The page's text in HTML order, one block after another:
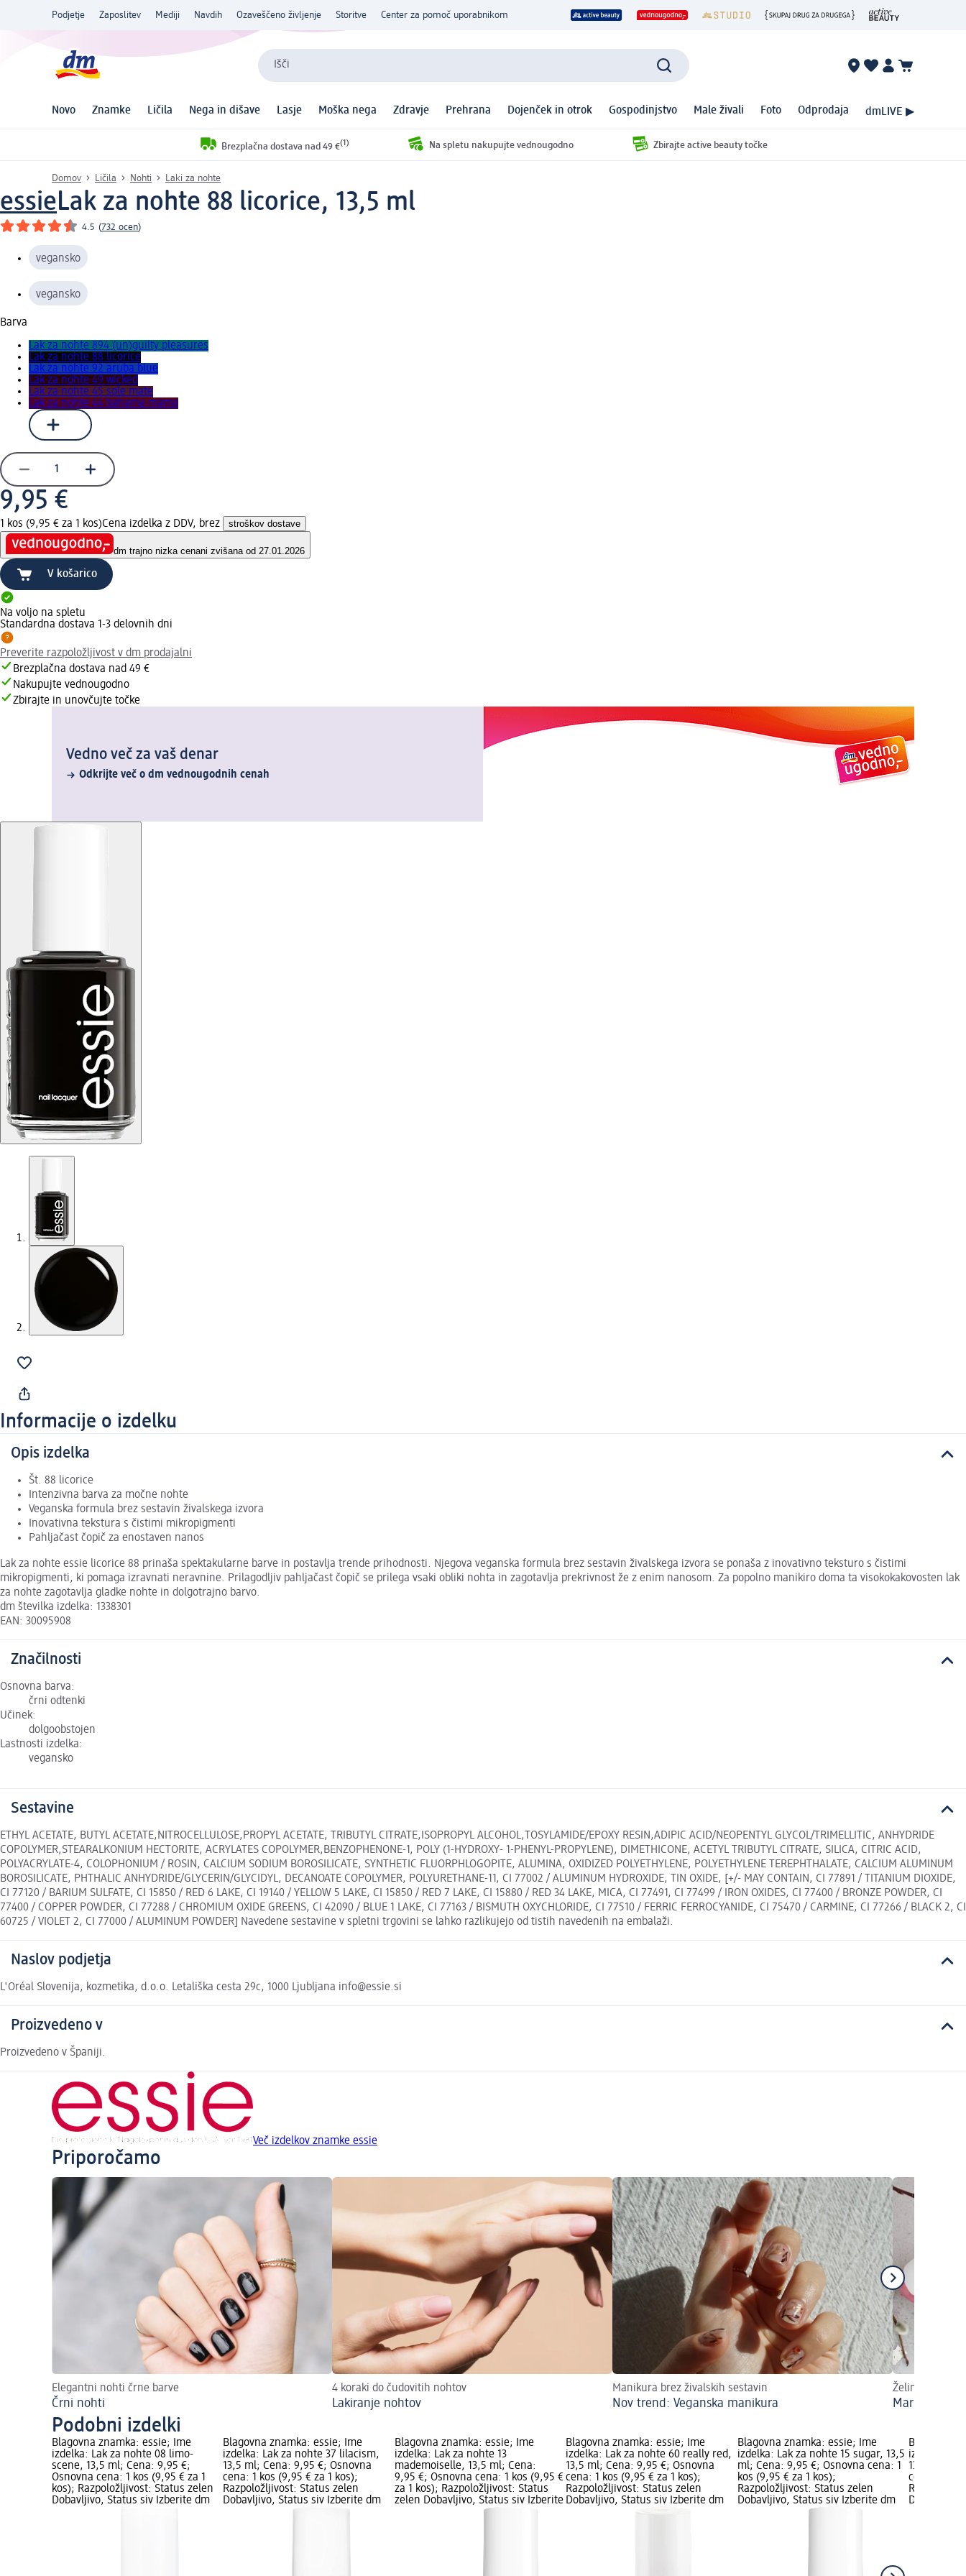
Podjetje Zaposlitev Mediji Navdih Ozaveščeno življenje Storitve Center za pomoč uporabnikom
Išči
Novo Znamke Ličila Nega in dišave Lasje Moška nega Zdravje Prehrana Dojenček in otrok Gospodinjstvo Male živali Foto Odprodaja dmLIVE ▶
Brezplačna dostava nad 49 €(1) Na spletu nakupujte vednougodno Zbirajte active beauty točke
Domov Ličila Nohti Laki za nohte
essieLak za nohte 88 licorice, 13,5 ml
4.5 (732 ocen)
vegansko
vegansko
Barva
Lak za nohte 894 (un)guilty pleasures
Lak za nohte 88 licorice
Lak za nohte 92 aruba blue
Lak za nohte 49 wicked
Lak za nohte 45 sole mate
Lak za nohte 44 bahama mama
9,95 €
1 kos (9,95 € za 1 kos)Cena izdelka z DDV, brez stroškov dostave
dm trajno nizka cenani zvišana od 27.01.2026
V košarico
Na voljo na spletu
Standardna dostava 1-3 delovnih dni
Preverite razpoložljivost v dm prodajalni
Brezplačna dostava nad 49 €
Nakupujte vednougodno
Zbirajte in unovčujte točke
Vedno več za vaš denar
Odkrijte več o dm vednougodnih cenah
Informacije o izdelku
Opis izdelka
Št. 88 licorice
Intenzivna barva za močne nohte
Veganska formula brez sestavin živalskega izvora
Inovativna tekstura s čistimi mikropigmenti
Pahljačast čopič za enostaven nanos
Lak za nohte essie licorice 88 prinaša spektakularne barve in postavlja trende prihodnosti. Njegova veganska formula brez sestavin živalskega izvora se ponaša z inovativno teksturo s čistimi
mikropigmenti, ki pomaga izravnati neravnine. Prilagodljiv pahljačast čopič se prilega vsaki obliki nohta in zagotavlja prekrivnost že z enim nanosom. Za popolno manikiro doma ta visokokakovosten lak
za nohte zagotavlja gladke nohte in dolgotrajno barvo.
dm številka izdelka: 1338301
EAN: 30095908
Značilnosti
Osnovna barva:
črni odtenki
Učinek:
dolgoobstojen
Lastnosti izdelka:
vegansko
Sestavine
ETHYL ACETATE, BUTYL ACETATE,NITROCELLULOSE,PROPYL ACETATE, TRIBUTYL CITRATE,ISOPROPYL ALCOHOL,TOSYLAMIDE/EPOXY RESIN,ADIPIC ACID/NEOPENTYL GLYCOL/TRIMELLITIC, ANHYDRIDE
COPOLYMER,STEARALKONIUM HECTORITE, ACRYLATES COPOLYMER,BENZOPHENONE-1, POLY (1-HYDROXY- 1-PHENYL-PROPYLENE), DIMETHICONE, ACETYL TRIBUTYL CITRATE, SILICA, CITRIC ACID,
POLYACRYLATE-4, COLOPHONIUM / ROSIN, CALCIUM SODIUM BOROSILICATE, SYNTHETIC FLUORPHLOGOPITE, ALUMINA, OXIDIZED POLYETHYLENE, POLYETHYLENE TEREPHTHALATE, CALCIUM ALUMINUM
BOROSILICATE, PHTHALIC ANHYDRIDE/GLYCERIN/GLYCIDYL, DECANOATE COPOLYMER, POLYURETHANE-11, CI 77002 / ALUMINUM HYDROXIDE, TIN OXIDE, [+/- MAY CONTAIN, CI 77891 / TITANIUM DIOXIDE,
CI 77120 / BARIUM SULFATE, CI 15850 / RED 6 LAKE, CI 19140 / YELLOW 5 LAKE, CI 15850 / RED 7 LAKE, CI 15880 / RED 34 LAKE, MICA, CI 77491, CI 77499 / IRON OXIDES, CI 77400 / BRONZE POWDER, CI
77400 / COPPER POWDER, CI 77288 / CHROMIUM OXIDE GREENS, CI 42090 / BLUE 1 LAKE, CI 77163 / BISMUTH OXYCHLORIDE, CI 77510 / FERRIC FERROCYANIDE, CI 75470 / CARMINE, CI 77266 / BLACK 2, CI
60725 / VIOLET 2, CI 77000 / ALUMINUM POWDER] Navedene sestavine v spletni trgovini se lahko razlikujejo od tistih navedenih na embalaži.
Naslov podjetja
L'Oréal Slovenija, kozmetika, d.o.o. Letališka cesta 29c, 1000 Ljubljana info@essie.si
Proizvedeno v
Proizvedeno v Španiji.
Več izdelkov znamke essie
Priporočamo
Elegantni nohti črne barve
Črni nohti
4 koraki do čudovitih nohtov
Lakiranje nohtov
Manikura brez živalskih sestavin
Nov trend: Veganska manikura
Želimo vam
Podobni izdelki
Blagovna znamka: essie; Ime
izdelka: Lak za nohte 08 limo-
scene, 13,5 ml; Cena: 9,95 €;
Osnovna cena: 1 kos (9,95 € za 1
kos); Razpoložljivost: Status zelen
Dobavljivo, Status siv Izberite dm
Blagovna znamka: essie; Ime
izdelka: Lak za nohte 37 lilacism,
13,5 ml; Cena: 9,95 €; Osnovna
cena: 1 kos (9,95 € za 1 kos);
Razpoložljivost: Status zelen
Dobavljivo, Status siv Izberite dm
Blagovna znamka: essie; Ime
izdelka: Lak za nohte 13
mademoiselle, 13,5 ml; Cena:
9,95 €; Osnovna cena: 1 kos (9,95 €
za 1 kos); Razpoložljivost: Status
zelen Dobavljivo, Status siv Izberite
Blagovna znamka: essie; Ime
izdelka: Lak za nohte 60 really red,
13,5 ml; Cena: 9,95 €; Osnovna
cena: 1 kos (9,95 € za 1 kos);
Razpoložljivost: Status zelen
Dobavljivo, Status siv Izberite dm
Blagovna znamka: essie; Ime
izdelka: Lak za nohte 15 sugar, 13,5
ml; Cena: 9,95 €; Osnovna cena: 1
kos (9,95 € za 1 kos);
Razpoložljivost: Status zelen
Dobavljivo, Status siv Izberite dm
Blagovna
izdelka:
13,5 ml;
cena: 1 kos
Dobavljivo,